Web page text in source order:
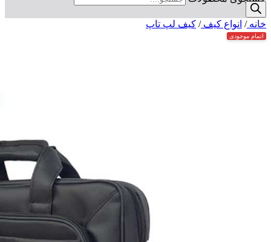
خانه/ انواع کیف/ کیف لپ تاپ
اتمام موجودی